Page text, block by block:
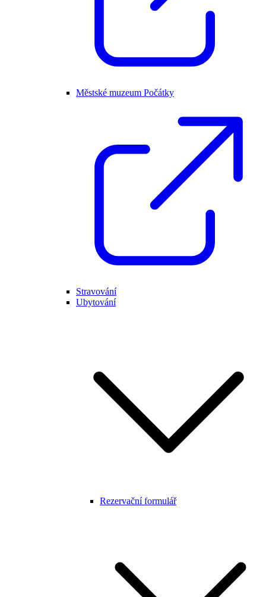
Městské muzeum Počátky
Stravování
Ubytování
Rezervační formulář